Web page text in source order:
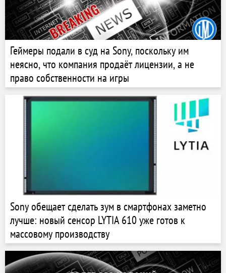
Геймеры подали в суд на Sony, поскольку им
неясно, что компания продаёт лицензии, а не
право собственности на игры
Sony обещает сделать зум в смартфонах заметно
лучше: новый сенсор LYTIA 610 уже готов к
массовому производству